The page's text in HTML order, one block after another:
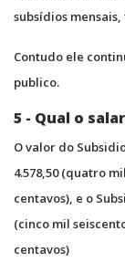
subsídios
Contudo ele
publico.
5 - Qual o
O valor do
4.578,50 (quatro
centavos), e o
(cinco mil
centavos)